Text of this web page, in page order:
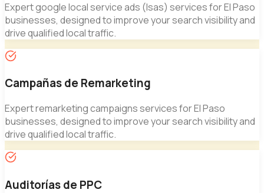
Expertgoogle local service ads (lsas) services for El Paso
businesses, designed to improve your search visibility and
drive qualified local traffic.
Campañas de Remarketing
Expertremarketing campaignsservices for El Paso
businesses, designed to improve your search visibility and
drive qualified local traffic.
Auditorías de PPC